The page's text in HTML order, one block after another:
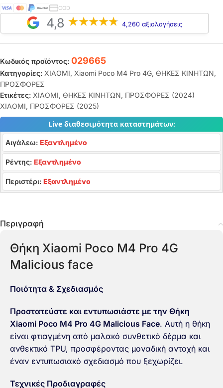
COD
4,8 4,260 αξιολογήσεις
Κωδικός προϊόντος: 029665
Κατηγορίες: XIAOMI, Xiaomi Poco M4 Pro 4G, ΘΗΚΕΣ ΚΙΝΗΤΩΝ,
ΠΡΟΣΦΟΡΕΣ
Ετικέτες: XIAOMI, ΘΗΚΕΣ ΚΙΝΗΤΩΝ, ΠΡΟΣΦΟΡΕΣ (2024)
XIAOMI, ΠΡΟΣΦΟΡΕΣ (2025)
Live διαθεσιμότητα καταστημάτων:
Αιγάλεω: Εξαντλημένο
Ρέντης: Εξαντλημένο
Περιστέρι: Εξαντλημένο
Περιγραφή
Θήκη Xiaomi Poco M4 Pro 4G
Malicious face
Ποιότητα & Σχεδιασμός
Προστατεύστε και εντυπωσιάστε με την Θήκη
Xiaomi Poco M4 Pro 4G Malicious Face. Αυτή η θήκη
είναι φτιαγμένη από μαλακό συνθετικό δέρμα και
ανθεκτικό TPU, προσφέροντας μοναδική αντοχή και
έναν εντυπωσιακό σχεδιασμό που ξεχωρίζει.
Τεχνικές Προδιαγραφές